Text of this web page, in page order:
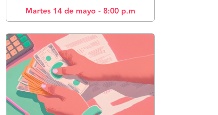
Martes 14 de mayo - 8:00 p.m